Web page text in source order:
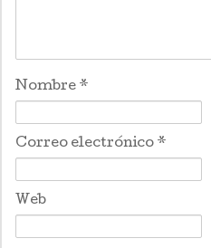
Nombre *
Correo electrónico *
Web